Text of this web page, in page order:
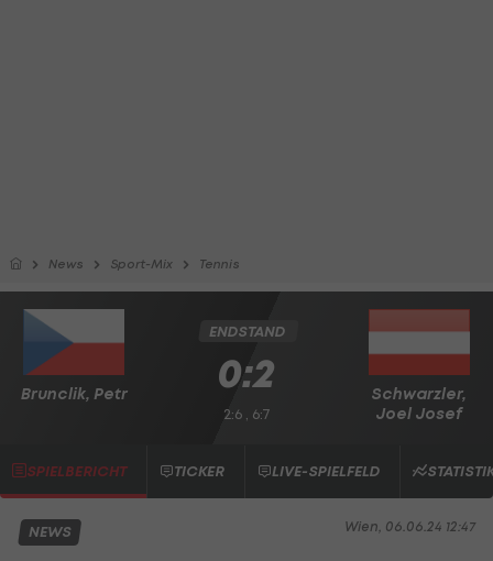
News Sport-Mix Tennis
Brunclik, Petr
Schwarzler,
Joel Josef
ENDSTAND
0:2
2:6 , 6:7
SPIELBERICHT TICKER LIVE-SPIELFELD
Wien, 06.06.24 12:47
NEWS